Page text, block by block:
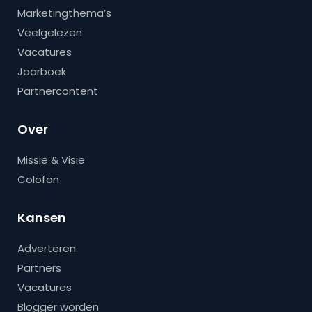
Marketingthema’s
Veelgelezen
Vacatures
Jaarboek
Partnercontent
Over
Missie & Visie
Colofon
Kansen
Adverteren
Partners
Vacatures
Blogger worden